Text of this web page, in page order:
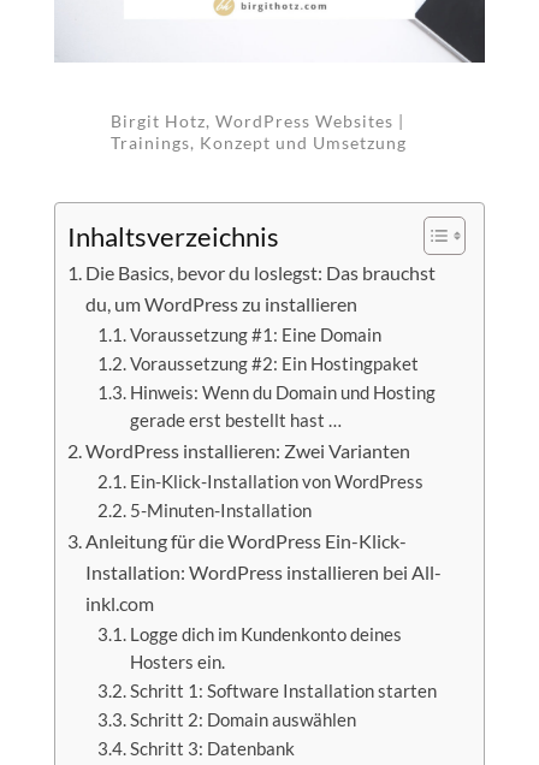
Birgit Hotz, WordPress Websites |
Trainings, Konzept und Umsetzung
Inhaltsverzeichnis
Die Basics, bevor du loslegst: Das brauchst
du, um WordPress zu installieren
Voraussetzung #1: Eine Domain
Voraussetzung #2: Ein Hostingpaket
Hinweis: Wenn du Domain und Hosting
gerade erst bestellt hast …
WordPress installieren: Zwei Varianten
Ein-Klick-Installation von WordPress
5-Minuten-Installation
Anleitung für die WordPress Ein-Klick-
Installation: WordPress installieren bei All-
inkl.com
Logge dich im Kundenkonto deines
Hosters ein.
Schritt 1: Software Installation starten
Schritt 2: Domain auswählen
Schritt 3: Datenbank